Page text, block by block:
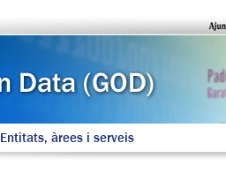
Entitats, àrees i serveis